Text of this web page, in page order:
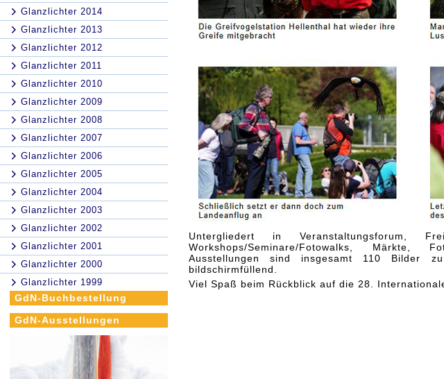
Glanzlichter 2014
Glanzlichter 2013
Glanzlichter 2012
Glanzlichter 2011
Glanzlichter 2010
Glanzlichter 2009
Glanzlichter 2008
Glanzlichter 2007
Glanzlichter 2006
Glanzlichter 2005
Glanzlichter 2004
Glanzlichter 2003
Glanzlichter 2002
Glanzlichter 2001
Glanzlichter 2000
Glanzlichter 1999
GdN-Buchbestellung
GdN-Ausstellungen
Untergliedert in Veranstaltungsforum,
Workshops/Seminare/Fotowalks, Märkte,
Ausstellungen sind insgesamt 110 Bilder
bildschirmfüllend.
Viel Spaß beim Rückblick auf die 28.